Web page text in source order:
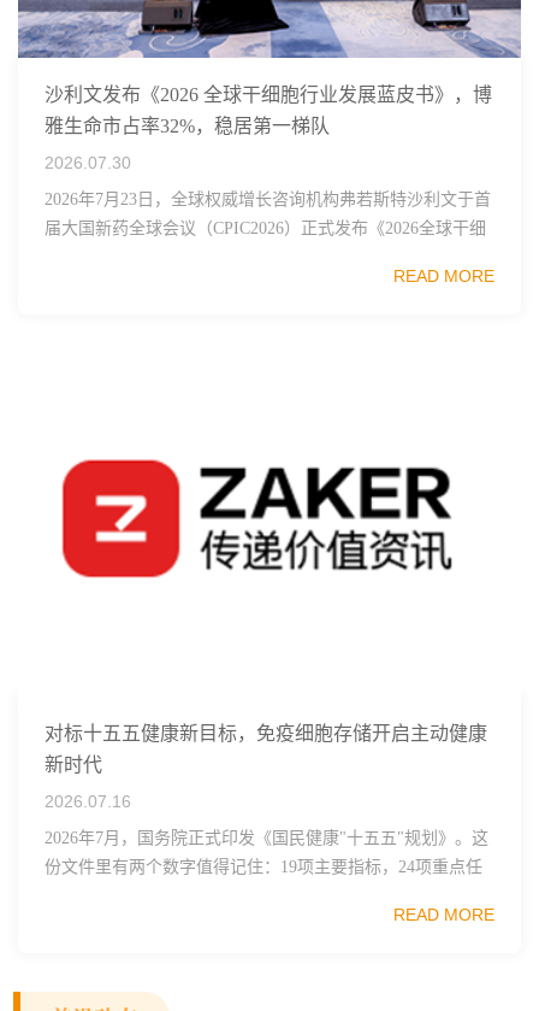
沙利文发布《2026 全球干细胞行业发展蓝皮书》，博
雅生命市占率32%，稳居第一梯队
2026.07.30
2026年7月23日，全球权威增长咨询机构弗若斯特沙利文于首
届大国新药全球会议（CPIC2026）正式发布《2026全球干细
READ MORE
对标十五五健康新目标，免疫细胞存储开启主动健康
新时代
2026.07.16
2026年7月，国务院正式印发《国民健康"十五五"规划》。这
份文件里有两个数字值得记住：19项主要指标，24项重点任
READ MORE